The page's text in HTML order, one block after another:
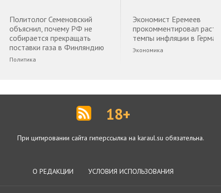
Политолог Семеновский
объяснил, почему РФ не
собирается прекращать
поставки газа в Финляндию
Политика
Экономист Еремеев
прокомментировал
темпы инфляции в
Экономика
18+
При цитировании сайта гиперссылка на karaul.su обязательна.
О РЕДАКЦИИ УСЛОВИЯ ИСПОЛЬЗОВАНИЯ